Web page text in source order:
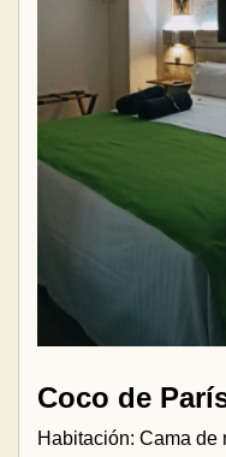
Coco de
Habitación: Cama de